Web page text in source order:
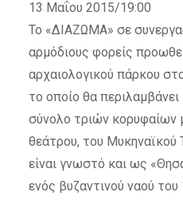
13 Μαΐου 2015/19:00
Το «ΔΙΑΖΩΜΑ» σε
αρμόδιους φορείς
αρχαιολογικού πάρκου
το οποίο θα
σύνολο τριών κορυφαίων
θεάτρου, του Μυκηναϊκού
είναι γνωστό και ως
ενός βυζαντινού ναού